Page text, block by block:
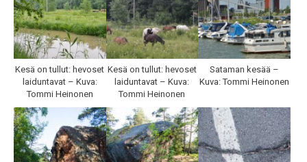
Kesä on tullut: hevoset
laiduntavat – Kuva:
Tommi Heinonen
Kesä on tullut: hevoset
laiduntavat – Kuva:
Tommi Heinonen
Sataman kesää –
Kuva: Tommi Heinonen